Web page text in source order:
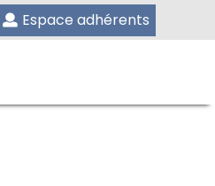
Espace adhérents